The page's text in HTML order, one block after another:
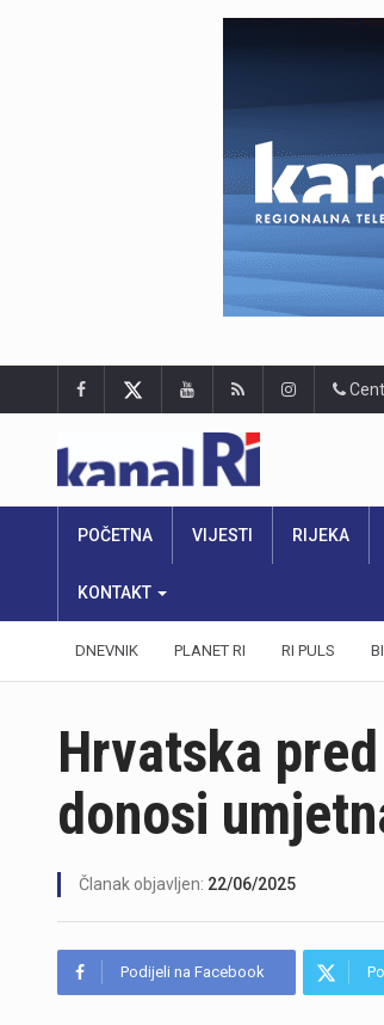
POČETNA VIJESTI RIJEKA
KONTAKT
DNEVNIK PLANET RI RI PULS
Hrvatska
donosi
Članak objavljen: 22/06/2025
Podijeli na Facebook